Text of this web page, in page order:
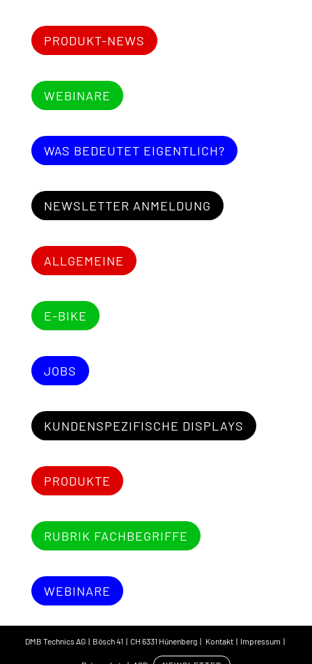
PRODUKT-NEWS
WEBINARE
WAS BEDEUTET EIGENTLICH?
NEWSLETTER ANMELDUNG
ALLGEMEINE
E-BIKE
JOBS
KUNDENSPEZIFISCHE DISPLAYS
PRODUKTE
RUBRIK FACHBEGRIFFE
WEBINARE
DMB Technics AG | Bösch 41 | CH 6331 Hünenberg | Kontakt| Impressum |